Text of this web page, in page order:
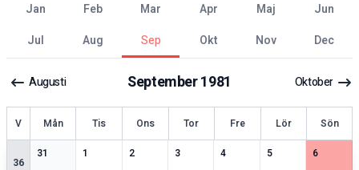
jan feb mar apr maj
jun
jul
aug sep okt nov dec
Augusti September1981 Oktober
Vecka Mån Tis Ons Tor Fre Lör Sön
36
31
2speciella datum
12 speciella datum
2
2speciella datum
3
2speciella datum
4
1speciella datum
5
2speciella datum
6
2